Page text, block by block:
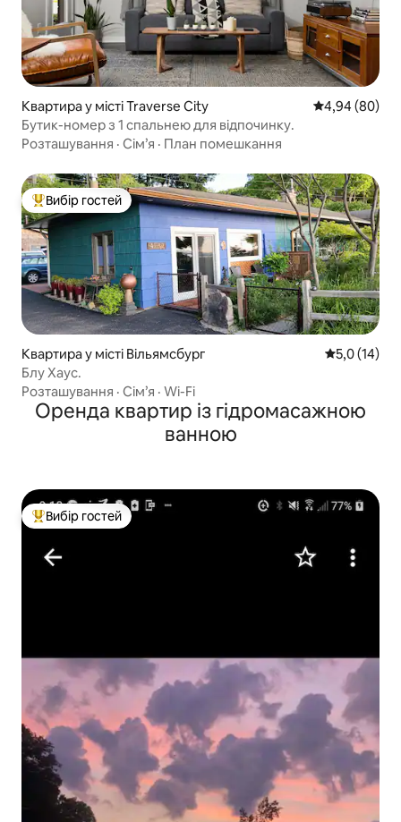
Квартира у місті Traverse City Середня
4,94 (80)
Бутик-номер з 1 спальнею для відпочинку.
Розташування · Сім’я · План помешкання
Топ вибір гостей
Вибір гостей
Квартира у місті Вільямсбург Середня
5,0 (14)
Блу Хаус.
Розташування · Сім’я · Wi-Fi
Оренда квартир із гідромасажною
ванною
Топ вибір гостей
Вибір гостей